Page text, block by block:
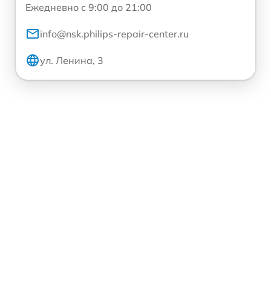
Ежедневно с 9:00 до 21:00
info@nsk.philips-repair-center.ru
ул. Ленина, 3